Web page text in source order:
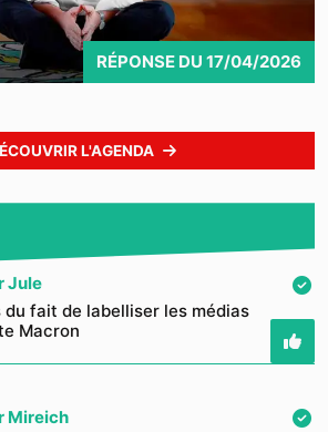
RÉPONSE DU 17/04/2026
L'AGENDA
Jule
du fait de labelliser les médias
Macron
Mireich